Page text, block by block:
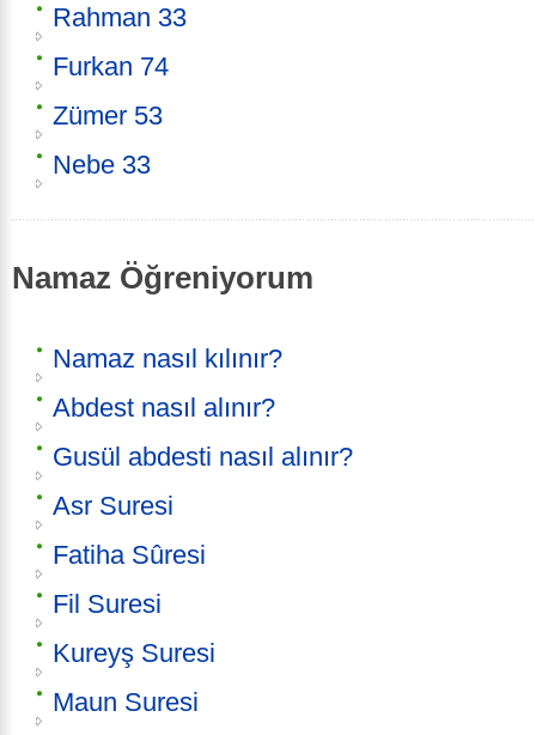
Rahman 33
Furkan 74
Zümer 53
Nebe 33
Namaz Öğreniyorum
Namaz nasıl kılınır?
Abdest nasıl alınır?
Gusül abdesti nasıl alınır?
Asr Suresi
Fatiha Sûresi
Fil Suresi
Kureyş Suresi
Maun Suresi